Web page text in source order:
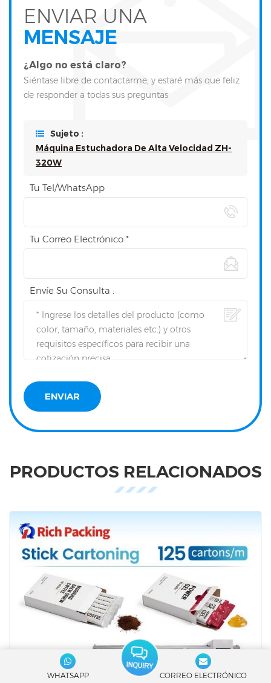
ENVIAR UNA
MENSAJE
¿Algo no está claro?
Siéntase libre de contactarme, y estaré más que feliz
de responder a todas sus preguntas
Sujeto :
Máquina Estuchadora De Alta Velocidad ZH-
320W
Tu Tel/WhatsApp
Tu Correo Electrónico *
Envíe Su Consulta :
PRODUCTOS RELACIONADOS
WHATSAPP CORREO ELECTRÓNICO